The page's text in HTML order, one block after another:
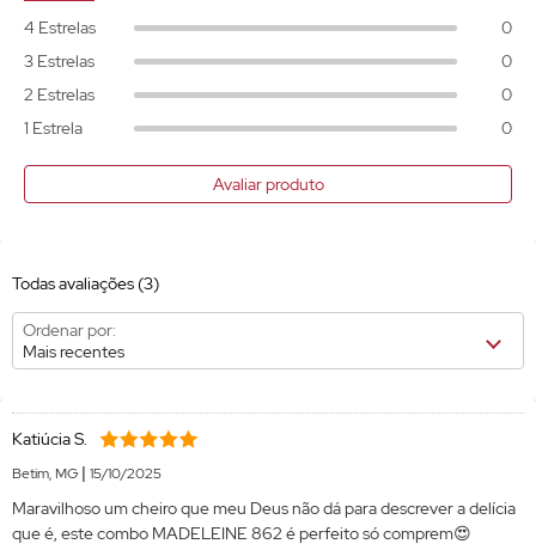
4 Estrelas
0
3 Estrelas
0
2 Estrelas
0
1 Estrela
0
Avaliar produto
Todas avaliações (3)
Ordenar por:
Mais recentes
Katiúcia S.
Betim, MG | 15/10/2025
Maravilhoso um cheiro que meu Deus não dá para descrever a delícia
que é, este combo MADELEINE 862 é perfeito só comprem😍